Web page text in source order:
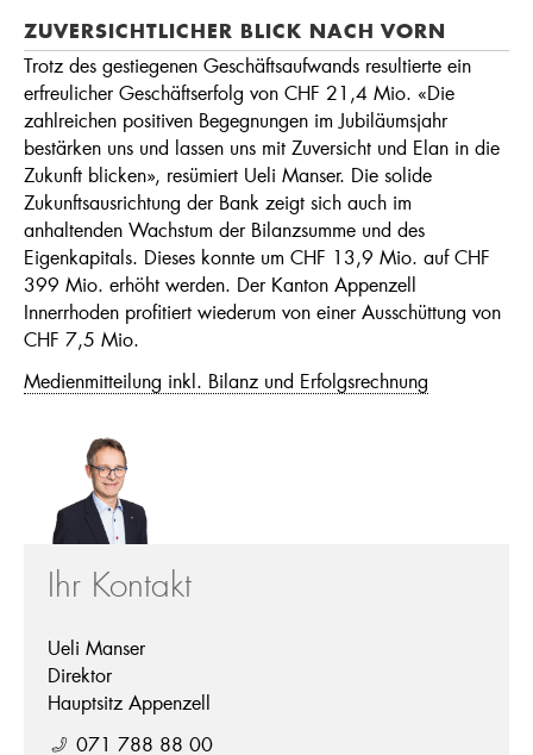
ZUVERSICHTLICHER BLICK NACH VORN
Trotz des gestiegenen Geschäftsaufwands resultierte ein
erfreulicher Geschäftserfolg von CHF 21,4 Mio. «Die
zahlreichen positiven Begegnungen im Jubiläumsjahr
bestärken uns und lassen uns mit Zuversicht und Elan in die
Zukunft blicken», resümiert Ueli Manser. Die solide
Zukunftsausrichtung der Bank zeigt sich auch im
anhaltenden Wachstum der Bilanzsumme und des
Eigenkapitals. Dieses konnte um CHF 13,9 Mio. auf CHF
399 Mio. erhöht werden. Der Kanton Appenzell
Innerrhoden profitiert wiederum von einer Ausschüttung von
CHF 7,5 Mio.
Medienmitteilung inkl. Bilanz und Erfolgsrechnung
Ihr Kontakt
Ueli Manser
Direktor
Hauptsitz Appenzell
071 788 88 00